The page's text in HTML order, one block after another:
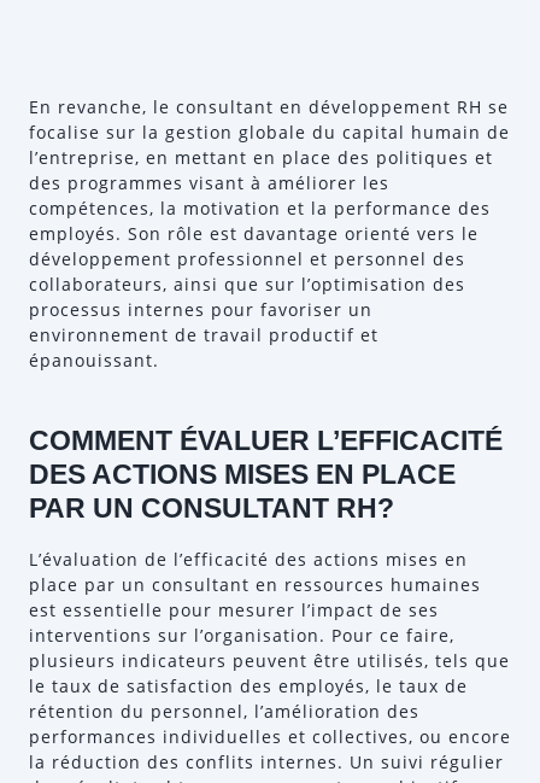
En revanche, le consultant en développement RH se
focalise sur la gestion globale du capital humain de
l’entreprise, en mettant en place des politiques et
des programmes visant à améliorer les
compétences, la motivation et la performance des
employés. Son rôle est davantage orienté vers le
développement professionnel et personnel des
collaborateurs, ainsi que sur l’optimisation des
processus internes pour favoriser un
environnement de travail productif et
épanouissant.
COMMENT ÉVALUER L’EFFICACITÉ
DES ACTIONS MISES EN PLACE
PAR UN CONSULTANT RH?
L’évaluation de l’efficacité des actions mises en
place par un consultant en ressources humaines
est essentielle pour mesurer l’impact de ses
interventions sur l’organisation. Pour ce faire,
plusieurs indicateurs peuvent être utilisés, tels que
le taux de satisfaction des employés, le taux de
rétention du personnel, l’amélioration des
performances individuelles et collectives, ou encore
la réduction des conflits internes. Un suivi régulier